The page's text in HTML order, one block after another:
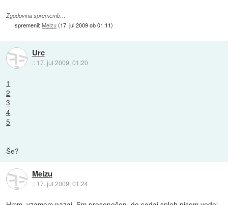
Zgodovina sprememb…
spremenil:Meizu(17. jul 2009 ob 01:11)
Urc
:: 17. jul 2009, 01:20
1
2
3
4
5
Še?
Meizu
:: 17. jul 2009, 01:24